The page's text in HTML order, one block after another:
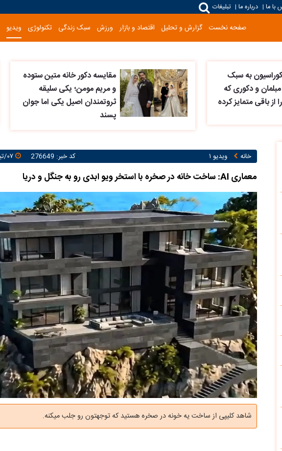
با ما | درباره ما | تبلیغات
صفحه نخست گزارش و تحلیل اقتصاد و بازار ورزش سبک زندگی تکنولوژی ویدیو
به سبک
و دکوری که
باقی متمایز کرده
مقایسه دکور خانه متین ستوده
و مریم مومن؛ یکی سلیقه
ثروتمندان اصیل یکی اما جوان
پسند
خانه ویدیو ۱ کد خبر: 276649 ۰۷/تیر/۱۴۰۵ ۱۱:۳۷:۳۳
معماری AI: ساخت خانه در صخره با استخر ویو ابدی رو به جنگل و دریا
شاهد کلیپی از ساخت یه خونه در صخره هستید که توجهتون رو جلب میکنه.